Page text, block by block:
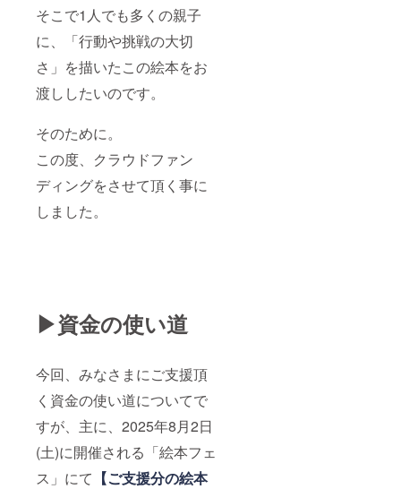
そこで1人でも多くの親子
に、「行動や挑戦の大切
さ」を描いたこの絵本をお
渡ししたいのです。
そのために。
この度、クラウドファン
ディングをさせて頂く事に
しました。
▶資金の使い道
今回、みなさまにご支援頂
く資金の使い道についてで
すが、主に、2025年8月2日
(土)に開催される「絵本フェ
ス」にて 【ご支援分の絵本